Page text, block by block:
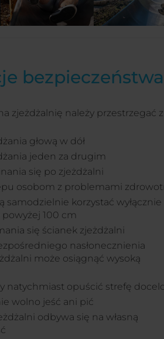
bezpieczeństwa
zjeżdżalnię należy przestrzegać
głową w dół
jeden za drugim
się po zjeżdżalni
osobom z problemami
samodzielnie korzystać wyłącznie
100 cm
się ścianek zjeżdżalni
nasłonecznienia
może osiągnąć wysoką
natychmiast opuścić strefę
wolno jeść ani pić
odbywa się na własną